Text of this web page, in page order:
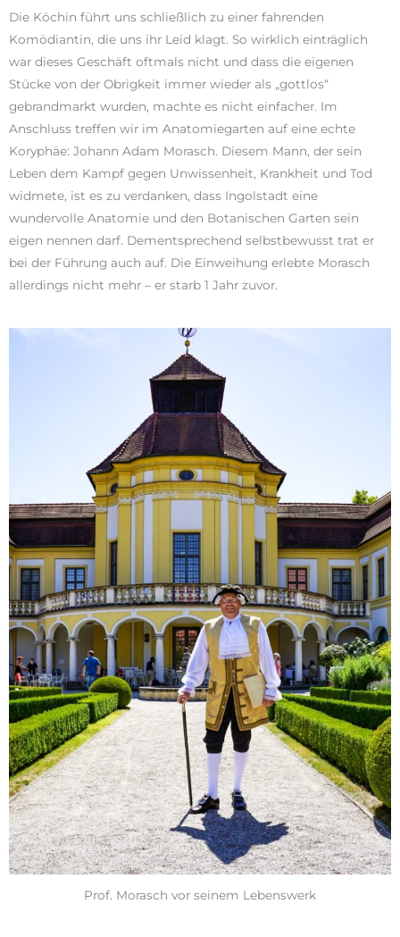
Die Köchin führt uns schließlich zu einer fahrenden
Komödiantin, die uns ihr Leid klagt. So wirklich einträglich
war dieses Geschäft oftmals nicht und dass die eigenen
Stücke von der Obrigkeit immer wieder als „gottlos“
gebrandmarkt wurden, machte es nicht einfacher. Im
Anschluss treffen wir im Anatomiegarten auf eine echte
Koryphäe: Johann Adam Morasch. Diesem Mann, der sein
Leben dem Kampf gegen Unwissenheit, Krankheit und Tod
widmete, ist es zu verdanken, dass Ingolstadt eine
wundervolle Anatomie und den Botanischen Garten sein
eigen nennen darf. Dementsprechend selbstbewusst trat er
bei der Führung auch auf. Die Einweihung erlebte Morasch
allerdings nicht mehr – er starb 1 Jahr zuvor.
Prof. Morasch vor seinem Lebenswerk